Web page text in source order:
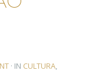
· IN CULTURA,